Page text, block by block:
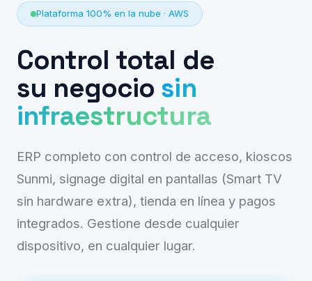
Plataforma 100% en la nube · AWS
Control total de
su negocio sin
infraestructura
ERP completo con control de acceso, kioscos
Sunmi, signage digital en pantallas (Smart TV
sin hardware extra), tienda en línea y pagos
integrados. Gestione desde cualquier
dispositivo, en cualquier lugar.